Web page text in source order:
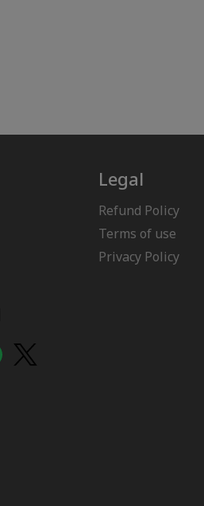
Legal
Refund Policy
Terms of use
Privacy Policy